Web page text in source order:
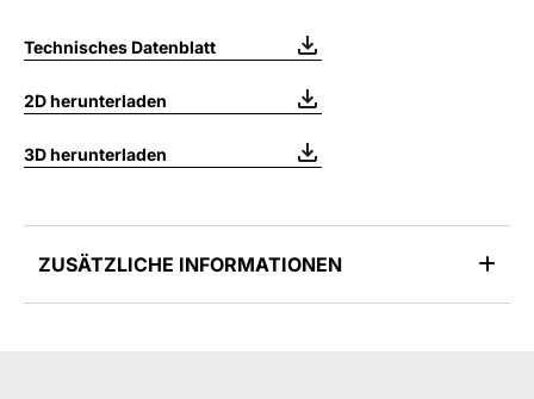
Technisches Datenblatt
2D herunterladen
3D herunterladen
ZUSÄTZLICHE INFORMATIONEN